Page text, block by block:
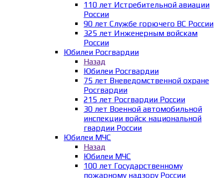
110 лет Истребительной авиации
России
90 лет Службе горючего ВС России
325 лет Инженерным войскам
России
Юбилеи Росгвардии
Назад
Юбилеи Росгвардии
75 лет Вневедомственной охране
Росгвардии
215 лет Росгвардии России
30 лет Военной автомобильной
инспекции войск национальной
гвардии России
Юбилеи МЧС
Назад
Юбилеи МЧС
100 лет Государственному
пожарному надзору России